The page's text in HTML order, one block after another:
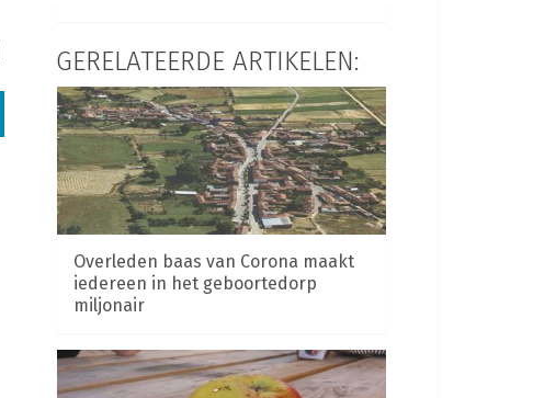
GERELATEERDE ARTIKELEN:
Overleden baas van Corona maakt
iedereen in het geboortedorp
miljonair